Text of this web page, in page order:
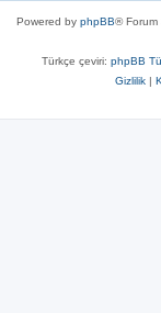
Powered by phpBB® Forum
Türkçe çeviri: phpBB
Gizlilik |